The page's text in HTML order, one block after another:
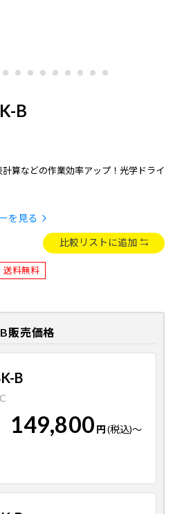
B
算などの作業効率アップ！光学ドライ
を見る
比較リストに追加
送料無料
販売価格
B
149,800 円(税込)～